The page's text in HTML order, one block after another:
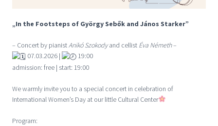
„In the Footsteps of György Sebők and János Starker”
– Concert by pianistAnikó Szokodyand cellist Éva Németh–
07.03.2026 |
19:00
admission: free | start: 19:00
We warmly invite you to a special concert in celebration of
International Women’s Day at our little Cultural Center
Program: